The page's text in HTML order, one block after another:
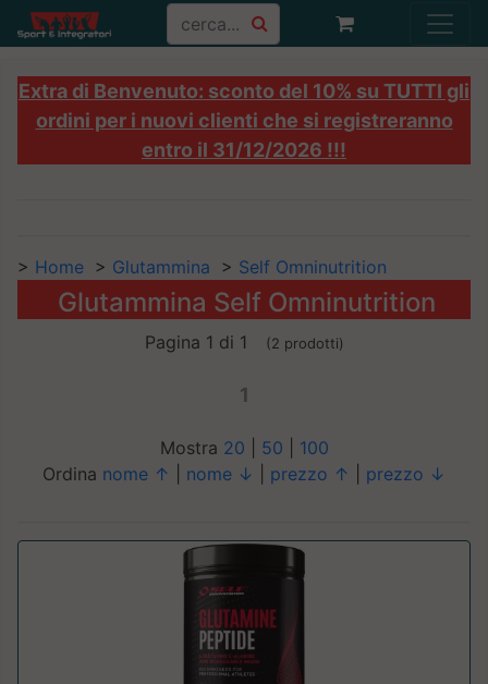
Extra di Benvenuto: sconto del 10% su TUTTI gli
ordini per i nuovi clienti che si registreranno
entro il 31/12/2026 !!!
> Home > Glutammina > Self Omninutrition
Glutammina Self Omninutrition
Pagina 1 di 1 (2 prodotti)
1
Mostra 20 50
100
Ordina nome ↑ nome ↓ prezzo ↑ prezzo ↓